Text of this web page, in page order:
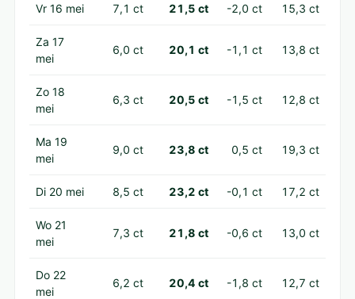
Vr 16 mei 7,1 ct 21,5 ct -2,0 ct 15,3 ct
Za 17
mei
6,0 ct 20,1 ct -1,1 ct 13,8 ct
Zo 18
mei
6,3 ct 20,5 ct -1,5 ct 12,8 ct
Ma 19
mei
9,0 ct 23,8 ct 0,5 ct 19,3 ct
Di 20 mei 8,5 ct 23,2 ct -0,1 ct 17,2 ct
Wo 21
mei
7,3 ct 21,8 ct -0,6 ct 13,0 ct
Do 22
mei
6,2 ct 20,4 ct -1,8 ct 12,7 ct